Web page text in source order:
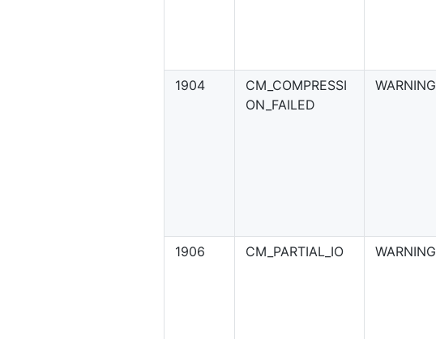
1904
CM_COMPRESSI
ON_FAILED
WARNING
1906
CM_PARTIAL_IO WARNING